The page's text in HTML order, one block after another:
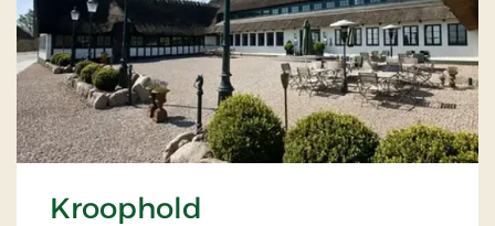
Kroophold